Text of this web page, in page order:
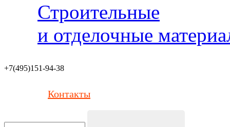
Строительные
и отделочные
+7(495)151-94-38
Контакты